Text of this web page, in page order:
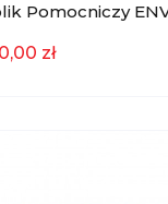
Pomocniczy
& Living
zł